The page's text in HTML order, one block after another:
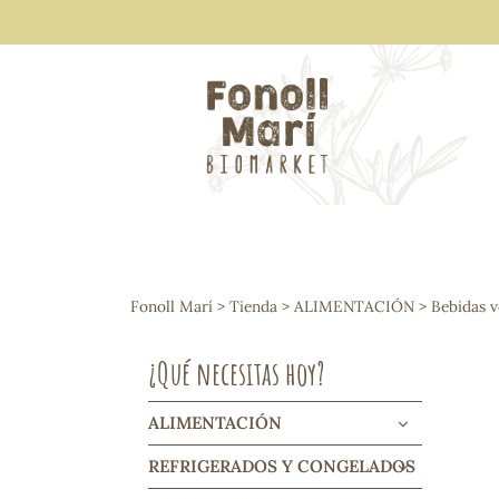
Arroces y legumbres
Frutos secos y snacks
Cereales, mueslis, hinchados y
Galletas y dulces
Vinos y cavas
Condimentos y salsas
Harinas y sémolas
Pasta
Fonoll Marí > Tienda > ALIMENTACIÓN > Bebidas
¿Qué necesitas hoy?
ALIMENTACIÓN
REFRIGERADOS Y CONGELADOS